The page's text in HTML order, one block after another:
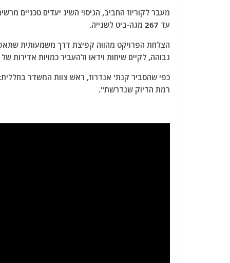
עד 267 מגה-ביט לשנייה.
הצלחת הפרויקט מהווה קפיצת דרך משמעותית
גבוהה, לקיים שיחות וידאו ולהעביר כמויות אדירות
כפי שהסביר קנת' אנדרוז, ראש צוות המשדר בחללית:
רמת הדיוק שנדרשת".